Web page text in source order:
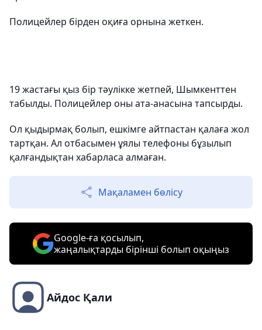
Полицейлер бірден оқиға орнына жеткен.
19 жастағы қыз бір тәулікке жетпей, Шымкенттен
табылды. Полицейлер оны ата-анасына тапсырды.
Ол қыдырмақ болып, ешкімге айтпастан қалаға жол
тартқан. Ал отбасымен ұялы телефоны бұзылып
қалғандықтан хабарласа алмаған.
Мақаламен бөлісу
Google-ға қосылып,
жаңалықтарды бірінші болып оқыңыз
Айдос Қали